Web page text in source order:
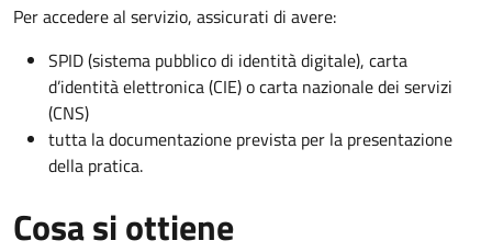
Per accedere al servizio, assicurati di avere:
SPID (sistema pubblico di identità digitale), carta
d’identità elettronica (CIE) o carta nazionale dei servizi
(CNS)
tutta la documentazione prevista per la presentazione
della pratica.
Cosa si ottiene